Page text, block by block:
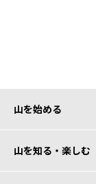
山を始める
山を知る・楽しむ